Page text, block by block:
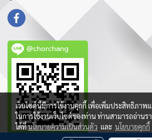
@chorchang
เว็บไซต์นี้มีการใช้งานคุกกี้ เพื่อเพิ่มประสิทธิภา
ในการใช้งานเว็บไซต์ของท่าน ท่านสามารถอ่านร
ได้ที่นโยบายความเป็นส่วนตัว และ นโยบายคุกกี้